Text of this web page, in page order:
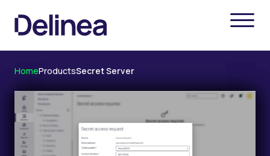
HomeProductsSecret Server